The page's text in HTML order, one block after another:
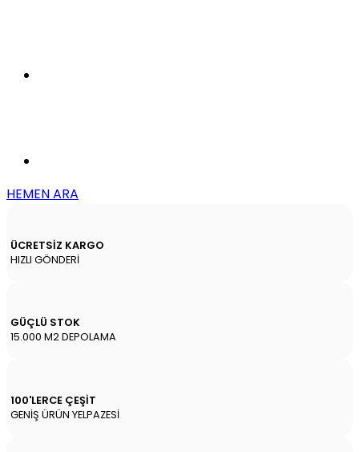
HEMEN ARA
ÜCRETSİZ KARGO
HIZLI GÖNDERİ
GÜÇLÜ STOK
15.000 M2 DEPOLAMA
100'LERCE ÇEŞİT
GENİŞ ÜRÜN YELPAZESİ